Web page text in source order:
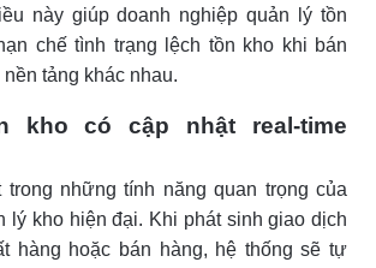
này giúp doanh nghiệp quản lý tồn
chế tình trạng lệch tồn kho khi bán
tảng khác nhau.
kho có cập nhật real-time
những tính năng quan trọng của
lý kho hiện đại. Khi phát sinh giao dịch
hàng hoặc bán hàng, hệ thống sẽ tự